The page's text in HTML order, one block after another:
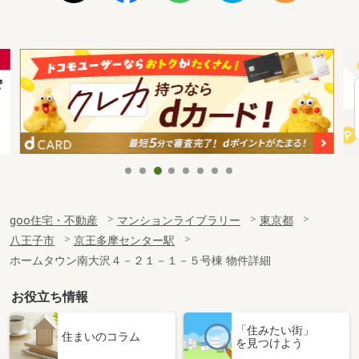
goo住宅・不動産 マンションライブラリー
東京都
八王子市
京王多摩センター駅
ホームタウン南大沢４－２１－１－５号棟 物件詳細
お役立ち情報
住まいのコラム
「住みたい街」
を見つけよう